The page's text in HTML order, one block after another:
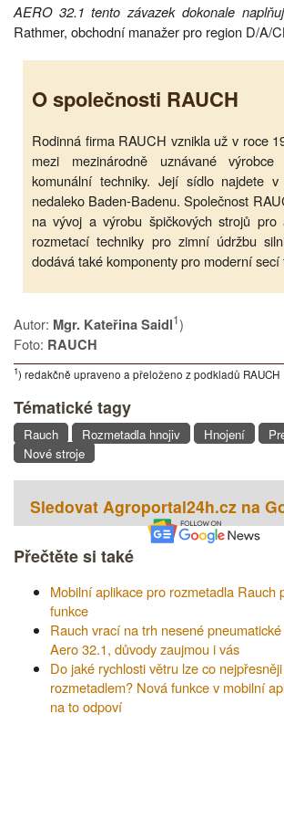
AERO 32.1 tento závazek dokonale
Rathmer, obchodní manažer pro region D/A/
O společnosti RAUCH
Rodinná firma RAUCH vznikla už v roce
mezi mezinárodně uznávané
komunální techniky. Její sídlo najdete v
nedaleko Baden-Badenu. Společnost
na vývoj a výrobu špičkových strojů pro
rozmetací techniky pro zimní údržbu
dodává také komponenty pro moderní secí
Autor: Mgr. Kateřina Saidl1)
Foto: RAUCH
1) redakčně upraveno a přeloženo z podkladů RAUCH
Tématické tagy
Rauch Rozmetadla hnojiv Hnojení
Nové stroje
Sledovat Agroportal24h.cz na
Přečtěte si také
Mobilní aplikace pro rozmetadla Rauch
funkce
Rauch vrací na trh nesené
Aero 32.1, důvody zaujmou i vás
Do jaké rychlosti větru lze co
rozmetadlem? Nová funkce v mobilní
na to odpoví